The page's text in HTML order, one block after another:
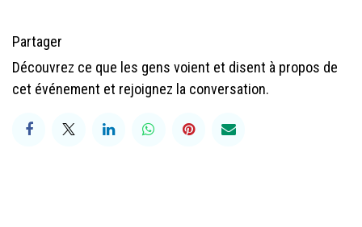
Partager
Découvrez ce que les gens voient et disent à propos de
cet événement et rejoignez la conversation.